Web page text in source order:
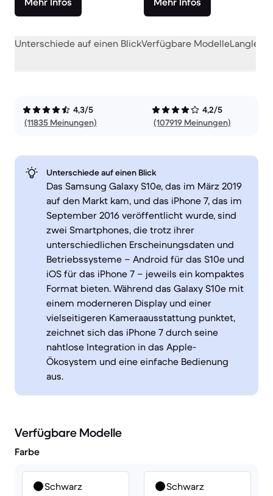
Unterschiede auf einen BlickVerfügbare Modelle
4,3/5
(11835 Meinungen)
4,2/5
(107919 Meinungen)
Unterschiede auf einen Blick
Das Samsung Galaxy S10e, das im März 2019
auf den Markt kam, und das iPhone 7, das im
September 2016 veröffentlicht wurde, sind
zwei Smartphones, die trotz ihrer
unterschiedlichen Erscheinungsdaten und
Betriebssysteme – Android für das S10e und
iOS für das iPhone 7 – jeweils ein kompaktes
Format bieten. Während das Galaxy S10e mit
einem moderneren Display und einer
vielseitigeren Kameraausstattung punktet,
zeichnet sich das iPhone 7 durch seine
nahtlose Integration in das Apple-
Ökosystem und eine einfache Bedienung
aus.
Verfügbare Modelle
Farbe
Schwarz Schwarz